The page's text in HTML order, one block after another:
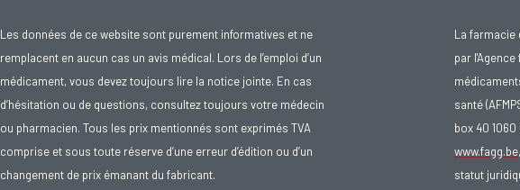
Les données de ce website sont purement informatives et ne
remplacent en aucun cas un avis médical. Lors de l’emploi d’un
médicament, vous devez toujours lire la notice jointe. En cas
d’hésitation ou de questions, consultez toujours votre médecin
ou pharmacien. Tous les prix mentionnés sont exprimés TVA
comprise et sous toute réserve d’une erreur d’édition ou d’un
changement de prix émanant du fabricant.
La farmacie
par l'Agence
santé
box 40 1060
www.fagg.be
statut